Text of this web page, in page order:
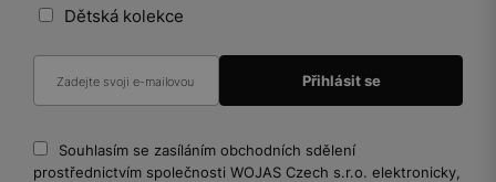
Dětská kolekce
Souhlasím se zasíláním obchodních sdělení
prostřednictvím společnosti WOJAS Czech s.r.o. elektronicky,